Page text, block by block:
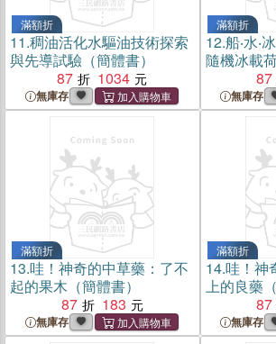
滿額折
11.稠油活化水驅油技術探索
與先導試驗（簡體書）
87
1034
無庫存
滿額折
12.船‧水‧
隨機冰載
87
無庫存
滿額折
13.哇！神奇的中草藥：了不
起的果木（簡體書）
87
183
無庫存
滿額折
14.哇！神
上的良藥
87
無庫存